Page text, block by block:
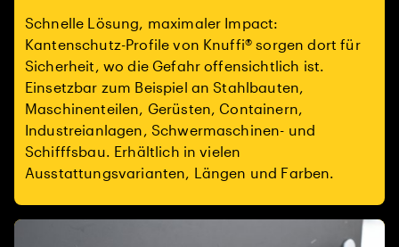
Schnelle Lösung, maximaler Impact:
Kantenschutz-Profile von Knuffi® sorgen dort für
Sicherheit, wo die Gefahr offensichtlich ist.
Einsetzbar zum Beispiel an Stahlbauten,
Maschinenteilen, Gerüsten, Containern,
Industreianlagen, Schwermaschinen- und
Schifffsbau. Erhältlich in vielen
Ausstattungsvarianten, Längen und Farben.